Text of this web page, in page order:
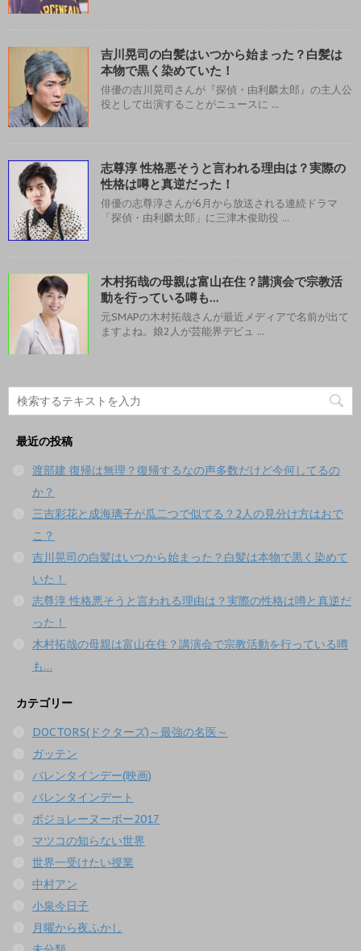
吉川晃司の白髪はいつから始まった？白髪は
本物で黒く染めていた！
俳優の吉川晃司さんが『探偵・由利麟太郎』の主人公
役として出演することがニュースに ...
志尊淳 性格悪そうと言われる理由は？実際の
性格は噂と真逆だった！
俳優の志尊淳さんが6月から放送される連続ドラマ
「探偵・由利麟太郎」に三津木俊助役 ...
木村拓哉の母親は富山在住？講演会で宗教活
動を行っている噂も…
元SMAPの木村拓哉さんが最近メディアで名前が出て
ますよね。娘2人が芸能界デビュ ...
最近の投稿
渡部建 復帰は無理？復帰するなの声多数だけど今何してるの
か？
三吉彩花と成海璃子が瓜二つで似てる？2人の見分け方はおで
こ？
吉川晃司の白髪はいつから始まった？白髪は本物で黒く染めて
いた！
志尊淳 性格悪そうと言われる理由は？実際の性格は噂と真逆だ
った！
木村拓哉の母親は富山在住？講演会で宗教活動を行っている噂
も…
カテゴリー
DOCTORS(ドクターズ)～最強の名医～
ガッテン
バレンタインデー(映画)
バレンタインデート
ボジョレーヌーボー2017
マツコの知らない世界
世界一受けたい授業
中村アン
小泉今日子
月曜から夜ふかし